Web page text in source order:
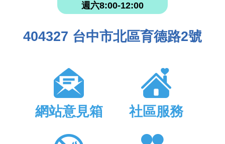
週六8:00-12:00
404327 台中市北區育德路2號
網站意見箱 社區服務